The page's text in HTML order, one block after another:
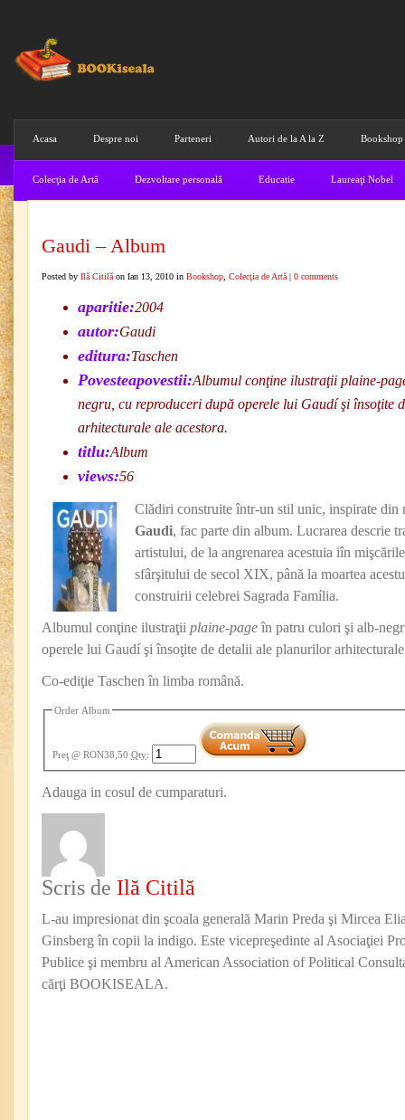
Acasa Despre noi Parteneri Autori de la A la Z Bookshop
Colecţia de Artă Dezvoltare personală Educatie Laureaţi Nobel
Gaudi – Album
Posted by Ilă Citilă on Ian 13, 2010 in Bookshop Colecţia de Artă | 0 comments
aparitie:2004
autor:Gaudi
editura:Taschen
Povesteapovestii:Albumul conţine ilustraţii plaine-
negru, cu reproduceri după operele lui Gaudí şi însoţite
arhitecturale ale acestora.
titlu:Album
views:56
Clădiri construite într-un stil unic, inspirate din
Gaudi, fac parte din album. Lucrarea descrie
artistului, de la angrenarea acestuia iîn
sfârşitului de secol XIX, până la moartea
construirii celebrei Sagrada Família.
Albumul conţine ilustraţii plaine-pageîn patru culori şi alb-
operele lui Gaudí şi însoţite de detalii ale planurilor arhitecturale
Co-ediţie Taschen în limba română.
Order Album
Preţ @ RON38,50 Qty:
Adauga in cosul de cumparaturi.
Scris de Ilă Citilă
L-au impresionat din şcoala generală Marin Preda şi Mircea
Ginsberg în copii la indigo. Este vicepreşedinte al Asociaţiei
Publice şi membru al American Association of Political
cărţi BOOKISEALA.